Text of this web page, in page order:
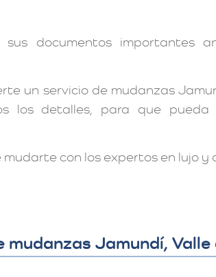
documentos importantes
un servicio de mudanzas
los detalles, para que
con los expertos en lujo y
Jamundí,